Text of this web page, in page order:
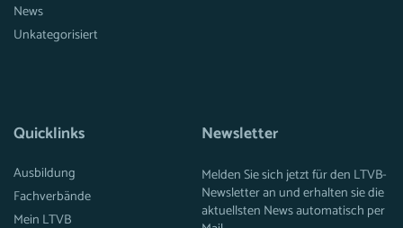
News
Unkategorisiert
Quicklinks
Ausbildung
Fachverbände
Mein LTVB
Newsletter
Melden Sie sich jetzt für den LTVB-
Newsletter an und erhalten sie die
aktuellsten News automatisch per